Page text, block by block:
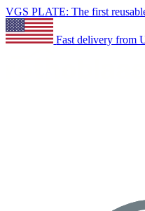
VGS PLATE: The first
Fast delivery from